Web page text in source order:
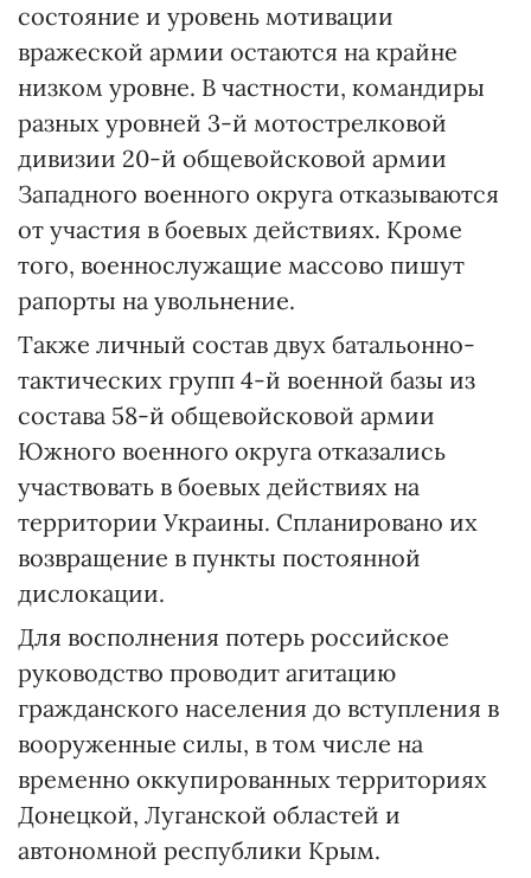
состояние и уровень мотивации
вражеской армии остаются на крайне
низком уровне. В частности, командиры
разных уровней 3-й мотострелковой
дивизии 20-й общевойсковой армии
Западного военного округа отказываются
от участия в боевых действиях. Кроме
того, военнослужащие массово пишут
рапорты на увольнение.
Также личный состав двух батальонно-
тактических групп 4-й военной базы из
состава 58-й общевойсковой армии
Южного военного округа отказались
участвовать в боевых действиях на
территории Украины. Спланировано их
возвращение в пункты постоянной
дислокации.
Для восполнения потерь российское
руководство проводит агитацию
гражданского населения до вступления в
вооруженные силы, в том числе на
временно оккупированных территориях
Донецкой, Луганской областей и
автономной республики Крым.